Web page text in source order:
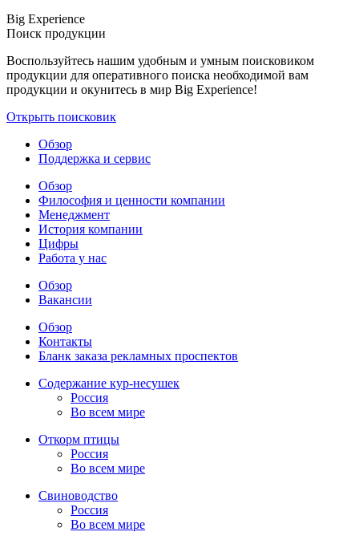
Big Experience
Поиск продукции
Воспользуйтесь нашим удобным и умным поисковиком
продукции для оперативного поиска необходимой вам
продукции и окунитесь в мир Big Experience!
Открыть поисковик
Обзор
Поддержка и сервис
Обзор
Философия и ценности компании
Менеджмент
История компании
Цифры
Работа у нас
Обзор
Вакансии
Обзор
Контакты
Бланк заказа рекламных проспектов
Содержание кур-несушек
Россия
Во всем мире
Откорм птицы
Россия
Во всем мире
Свиноводство
Россия
Во всем мире